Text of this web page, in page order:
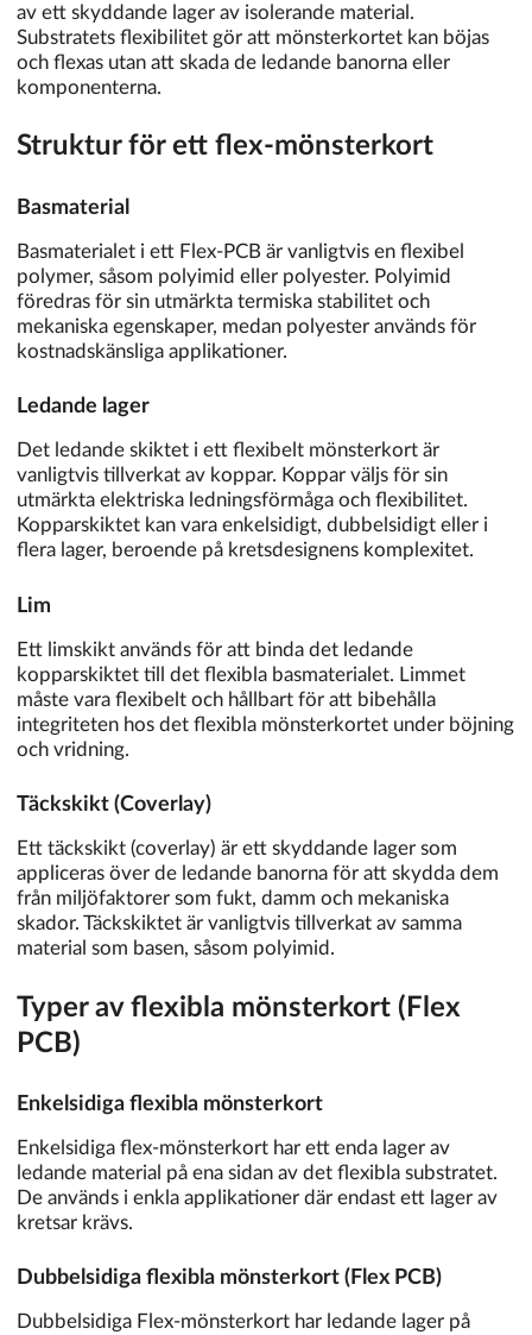
av ett skyddande lager av isolerande material.
Substratets flexibilitet gör att mönsterkortet kan böjas
och flexas utan att skada de ledande banorna eller
komponenterna.
Struktur för ett flex-mönsterkort
Basmaterial
Basmaterialet i ett Flex-PCB är vanligtvis en flexibel
polymer, såsom polyimid eller polyester. Polyimid
föredras för sin utmärkta termiska stabilitet och
mekaniska egenskaper, medan polyester används för
kostnadskänsliga applikationer.
Ledande lager
Det ledande skiktet i ett flexibelt mönsterkort är
vanligtvis tillverkat av koppar. Koppar väljs för sin
utmärkta elektriska ledningsförmåga och flexibilitet.
Kopparskiktet kan vara enkelsidigt, dubbelsidigt eller i
flera lager, beroende på kretsdesignens komplexitet.
Lim
Ett limskikt används för att binda det ledande
kopparskiktet till det flexibla basmaterialet. Limmet
måste vara flexibelt och hållbart för att bibehålla
integriteten hos det flexibla mönsterkortet under böjning
och vridning.
Täckskikt (Coverlay)
Ett täckskikt (coverlay) är ett skyddande lager som
appliceras över de ledande banorna för att skydda dem
från miljöfaktorer som fukt, damm och mekaniska
skador. Täckskiktet är vanligtvis tillverkat av samma
material som basen, såsom polyimid.
Typer av flexibla mönsterkort (Flex
PCB)
Enkelsidiga flexibla mönsterkort
Enkelsidiga flex-mönsterkort har ett enda lager av
ledande material på ena sidan av det flexibla substratet.
De används i enkla applikationer där endast ett lager av
kretsar krävs.
Dubbelsidiga flexibla mönsterkort (Flex PCB)
Dubbelsidiga Flex-mönsterkort har ledande lager på